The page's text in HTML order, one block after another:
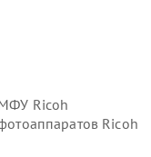
Ricoh
Ricoh